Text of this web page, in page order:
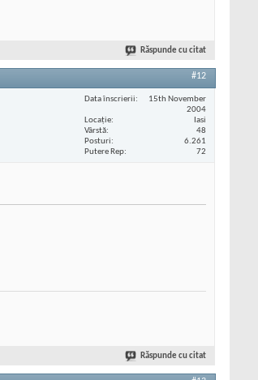
Răspunde cu citat
#12
Data înscrierii
15th November
2004
Locaţie
Iasi
Vârstă
48
Posturi
6.261
Putere Rep
72
Răspunde cu citat